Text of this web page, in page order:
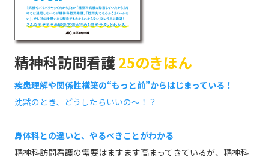
精神科訪問看護 25のきほん
疾患理解や関係性構築の“もっと前”からはじまっている！
沈黙のとき、どうしたらいいの～！？
身体科との違いと、やるべきことがわかる
精神科訪問看護の需要はますます高まってきているが、精神科